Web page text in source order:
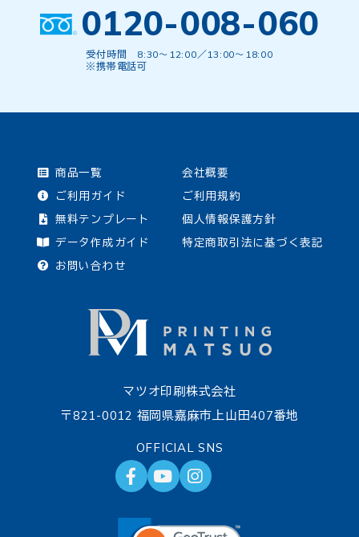
0120-008-060
受付時間 8:30〜12:00／13:00〜18:00
※携帯電話可
マツオ印刷株式会社
〒821-0012 福岡県嘉麻市上山田407番地
OFFICIAL SNS
商品一覧
ご利用ガイド
無料テンプレート
データ作成ガイド
お問い合わせ
会社概要
ご利用規約
個人情報保護方針
特定商取引法に基づく表記